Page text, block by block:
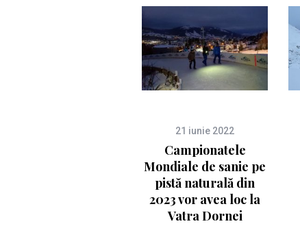
21 iunie 2022
Campionatele
Mondiale de sanie pe
pistă naturală din
2023 vor avea loc la
Vatra Dornei